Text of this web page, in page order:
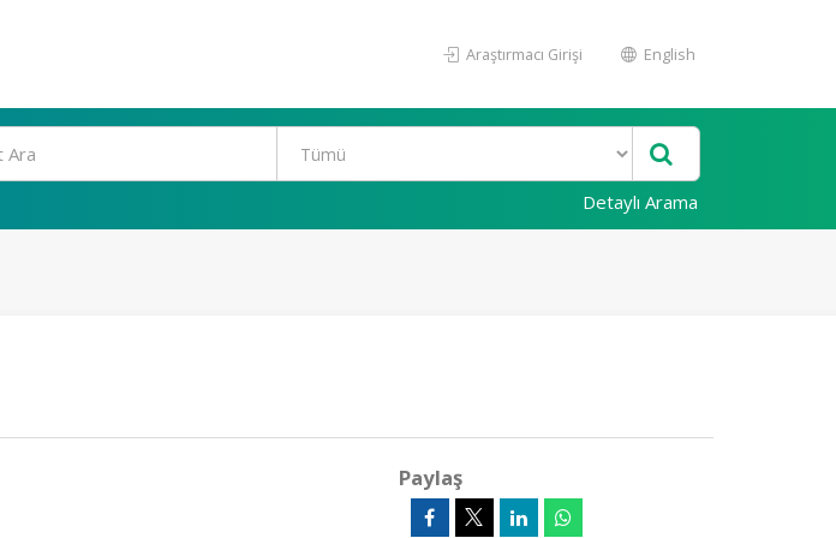
Araştırmacı Girişi English
Detaylı Arama
Paylaş